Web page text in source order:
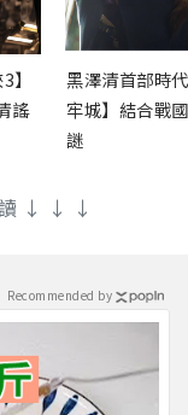
謠
黑澤清首部時
牢城】結合戰
謎
讀 ↓ ↓ ↓
Recommended by